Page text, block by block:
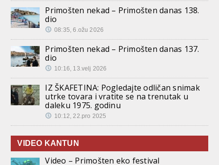
Primošten nekad – Primošten danas 138.
dio
08:35, 6.ožu 2026
Primošten nekad – Primošten danas 137.
dio
10:16, 13.velj 2026
IZ ŠKAFETINA: Pogledajte odličan snimak
utrke tovara i vratite se na trenutak u
daleku 1975. godinu
10:12, 22.pro 2025
VIDEO KANTUN
Video – Primošten eko festival